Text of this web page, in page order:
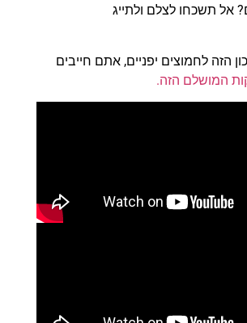
אל תשכחו לצלם ולתייג
הזה לחמוצים יפניים, אתם חייבים
המושלם הזה.